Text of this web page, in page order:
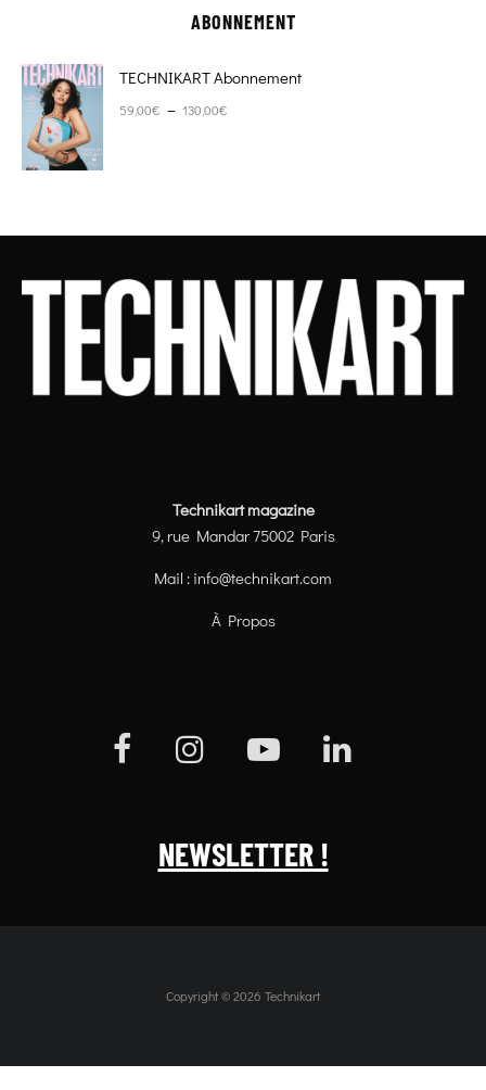
ABONNEMENT
TECHNIKART Abonnement
59,00€ – 130,00€
Technikart magazine
9, rue Mandar 75002 Paris
Mail : info@technikart.com
À Propos
NEWSLETTER !
Copyright © 2026 Technikart